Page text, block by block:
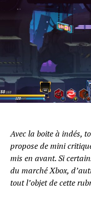
Avec la boite à indés,
propose de mini
mis en avant. Si
du marché Xbox,
tout l’objet de cette